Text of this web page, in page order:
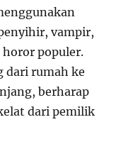
vampir,
populer.
dari rumah ke
berharap
dari pemilik